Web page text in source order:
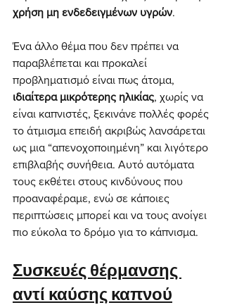
χρήση μη ενδεδειγμένων υγρών.
Ένα άλλο θέμα που δεν πρέπει να
παραβλέπεται και προκαλεί
προβληματισμό είναι πως άτομα,
ιδιαίτερα μικρότερης ηλικίας, χωρίς να
είναι καπνιστές, ξεκινάνε πολλές φορές
το άτμισμα επειδή ακριβώς λανσάρεται
ως μια “απενοχοποιημένη” και λιγότερο
επιβλαβής συνήθεια. Αυτό αυτόματα
τους εκθέτει στους κινδύνους που
προαναφέραμε, ενώ σε κάποιες
περιπτώσεις μπορεί και να τους ανοίγει
πιο εύκολα το δρόμο για το κάπνισμα.
Συσκευές θέρμανσης
αντί καύσης καπνού